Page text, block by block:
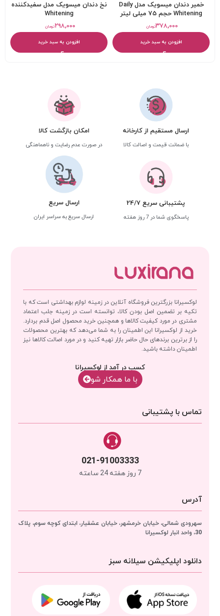
خمیر دندان میسویک مدل Daily
Whitening حجم 75 میلی لیتر
تومان۳۷۸,۰۰۰
افزودن به سبد خرید
نخ دندان میسویک مدل سفیدکننده
Whitening
تومان۲۹۸,۰۰۰
افزودن به سبد خرید
ارسال مستقیم از کارخانه
با ضمانت قیمت و اصالت کالا
امکان بازگشت کالا
در صورت عدم رضایت و ناهماهنگی
پشتیبانی سریع 24/7
پاسخگوی شما در 7 روز هفته
ارسال سریع
ارسال سریع به سراسر ایران
لوکسیرانا بزرگترین فروشگاه آنلاین در زمینه لوازم بهداشتی است که با
تکیه بر تضمین اصل بودن کالا، توانسته است در زمینه جلب اعتماد
مشتری در مورد کیفیت کالاها و همچنین خرید محصول اصل قدم بردارد.
خرید از لوکسیرانا این اطمینان را به شما می‌دهد که بهترین محصولات
را از برترین برندهای حال حاضر بازار تهیه کنید و در مورد اصالت کالاها نیز
اطمینان داشته باشید.
کسب در آمد از لوکسیرانا
با‌‌ ما همکار شو
تماس با پشتیبانی
021-91003333
7 روز هفته 24 ساعته
آدرس
سهرودی شمالی، خیابان خرمشهر، خیابان عشقیار، ابتدای کوچه سوم، پلاک
30، واحد انبار
لوکسیرانا
دانلود اپلیکیشن سیلانه سبز